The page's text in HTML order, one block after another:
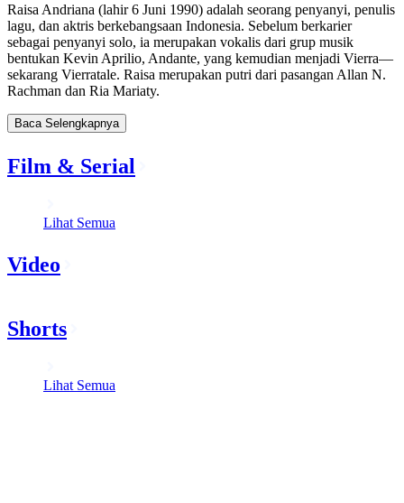
Raisa Andriana (lahir 6 Juni 1990) adalah seorang penyanyi, penulis
lagu, dan aktris berkebangsaan Indonesia. Sebelum berkarier
sebagai penyanyi solo, ia merupakan vokalis dari grup musik
bentukan Kevin Aprilio, Andante, yang kemudian menjadi Vierra—
sekarang Vierratale. Raisa merupakan putri dari pasangan Allan N.
Rachman dan Ria Mariaty.
Baca Selengkapnya
Film & Serial
Lihat Semua
Video
Shorts
Lihat Semua